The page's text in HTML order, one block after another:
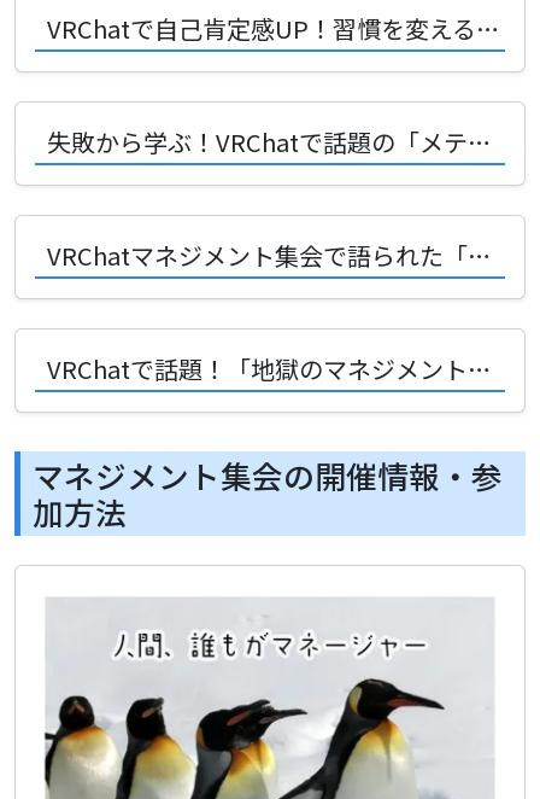
VRChatで自己肯定感UP！習慣を変える秘訣とは？
失敗から学ぶ！VRChatで話題の「メテオフォール型開発」の悲劇とその回避術
VRChatマネジメント集会で語られた「ヒューマンエラーのマネジメント」って？あんでぃさんの発表を徹底解説！
VRChatで話題！「地獄のマネジメントの始め方」とは？クルツさんの発表を徹底解説！
マネジメント集会の開催情報・参
加方法